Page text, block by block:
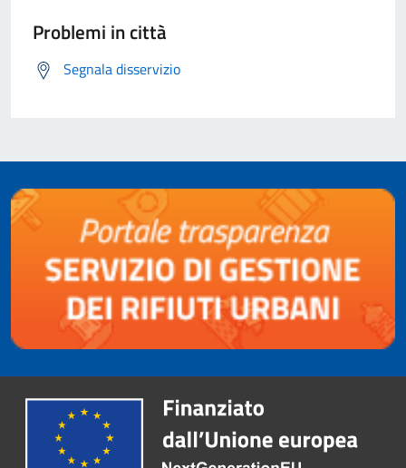
Problemi in città
Segnala disservizio